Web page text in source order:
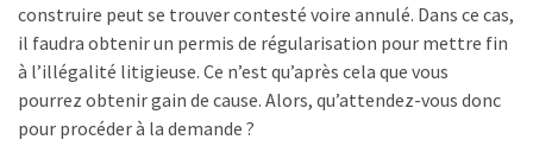
construire peut se trouver contesté voire annulé. Dans ce cas,
il faudra obtenir un permis de régularisation pour mettre fin
à l’illégalité litigieuse. Ce n’est qu’après cela que vous
pourrez obtenir gain de cause. Alors, qu’attendez-vous donc
pour procéder à la demande ?